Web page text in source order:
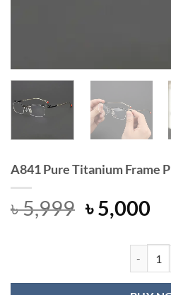
A841 Pure Titanium Frame
৳5,999 Original
price
৳ 5,999.
৳5,000
is:
৳